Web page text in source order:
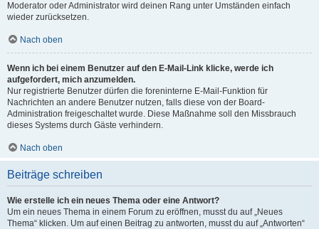
Moderator oder Administrator wird deinen Rang unter Umständen einfach
wieder zurücksetzen.
Nach oben
Wenn ich bei einem Benutzer auf den E-Mail-Link klicke, werde ich
aufgefordert, mich anzumelden.
Nur registrierte Benutzer dürfen die foreninterne E-Mail-Funktion für
Nachrichten an andere Benutzer nutzen, falls diese von der Board-
Administration freigeschaltet wurde. Diese Maßnahme soll den Missbrauch
dieses Systems durch Gäste verhindern.
Nach oben
Beiträge schreiben
Wie erstelle ich ein neues Thema oder eine Antwort?
Um ein neues Thema in einem Forum zu eröffnen, musst du auf „Neues
Thema“ klicken. Um auf einen Beitrag zu antworten, musst du auf „Antworten“